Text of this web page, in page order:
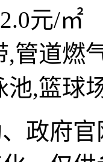
元/㎡
,管道燃
池,篮球
政府